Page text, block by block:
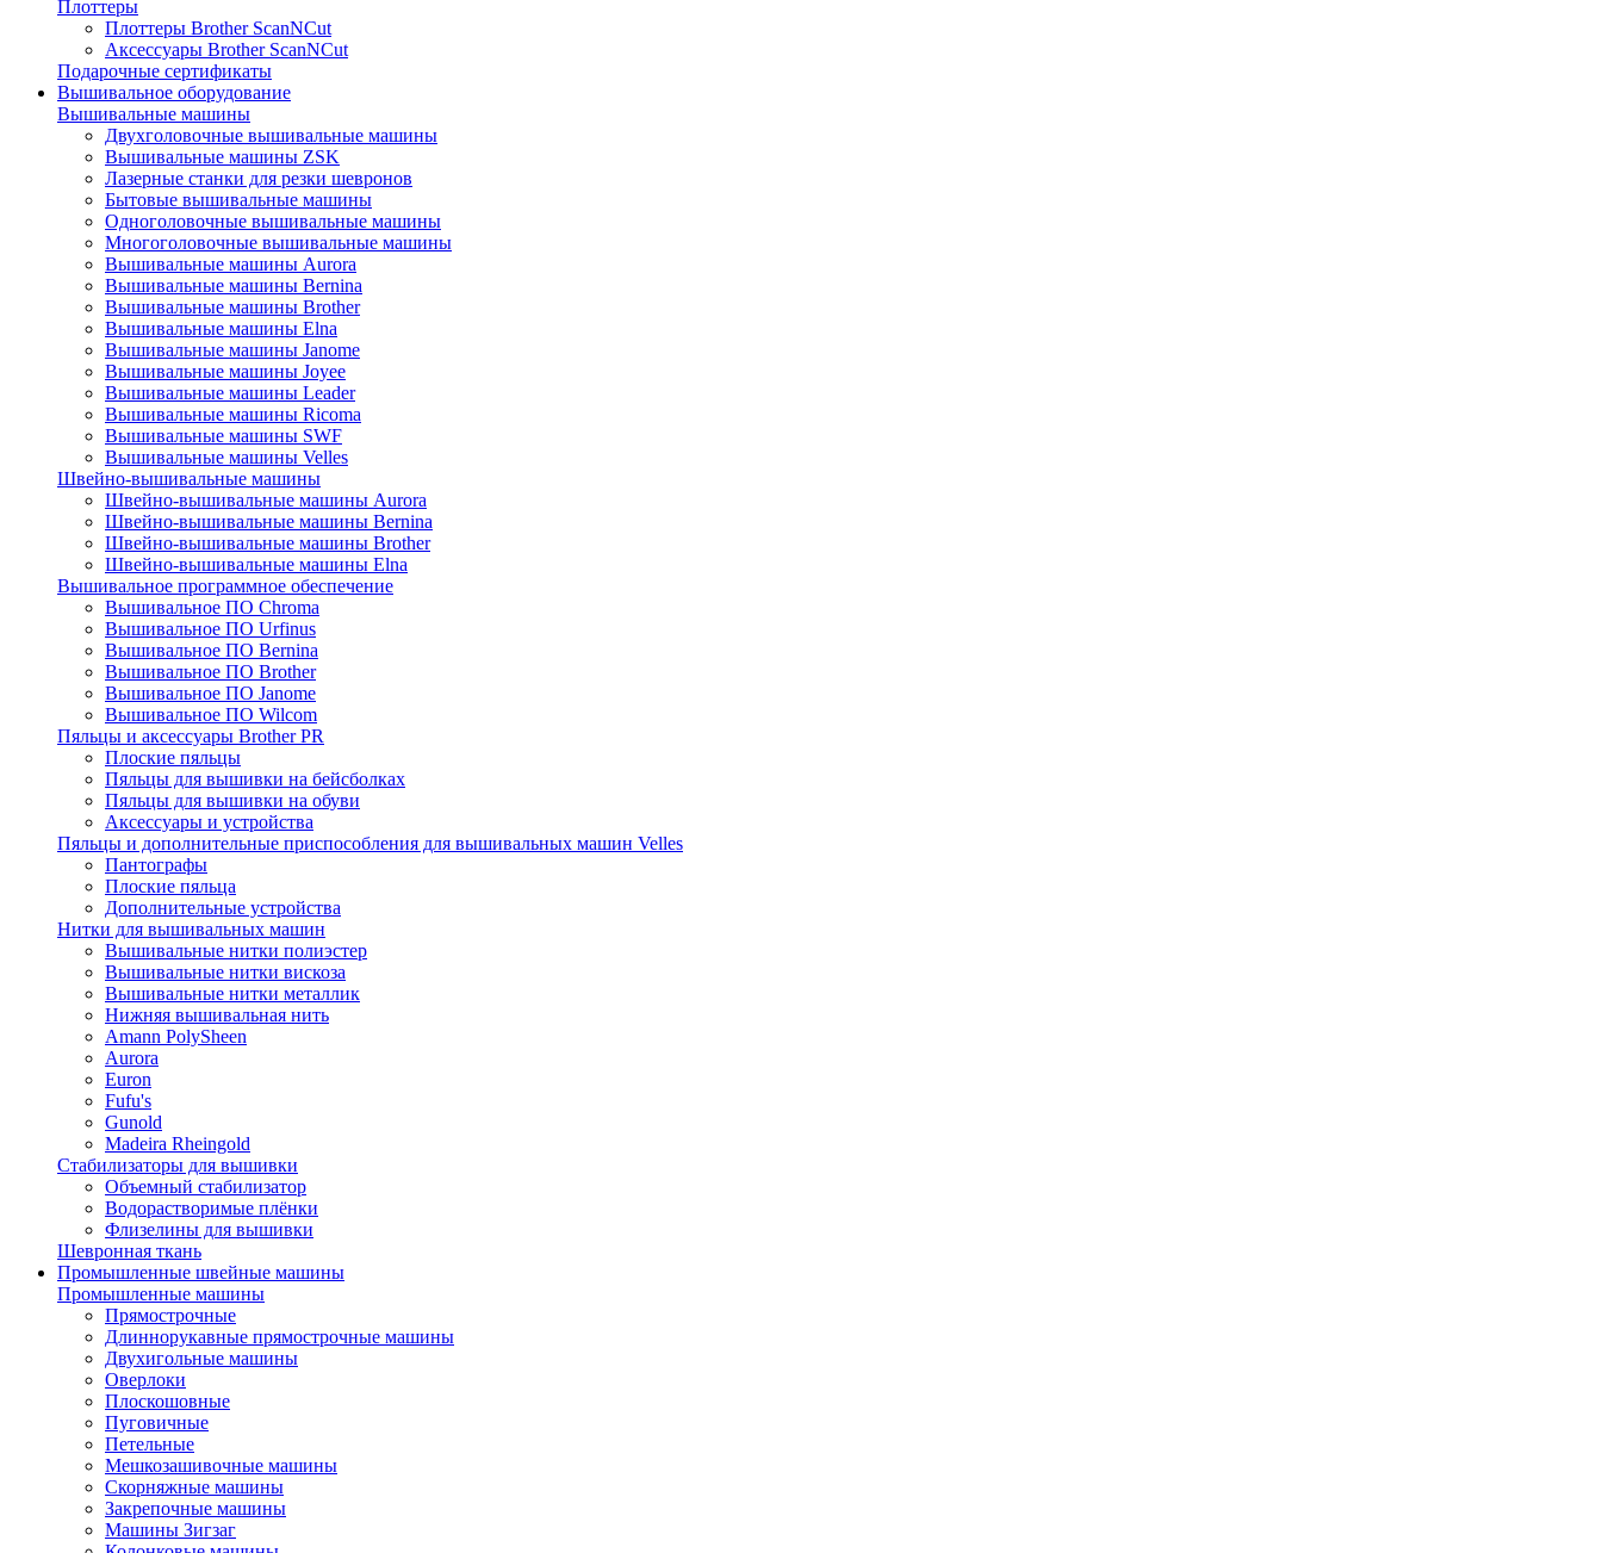
Плоттеры
Плоттеры Brother ScanNCut
Аксессуары Brother ScanNCut
Подарочные сертификаты
Вышивальное оборудование
Вышивальные машины
Двухголовочные вышивальные машины
Вышивальные машины ZSK
Лазерные станки для резки шевронов
Бытовые вышивальные машины
Одноголовочные вышивальные машины
Многоголовочные вышивальные машины
Вышивальные машины Aurora
Вышивальные машины Bernina
Вышивальные машины Brother
Вышивальные машины Elna
Вышивальные машины Janome
Вышивальные машины Joyee
Вышивальные машины Leader
Вышивальные машины Ricoma
Вышивальные машины SWF
Вышивальные машины Velles
Швейно-вышивальные машины
Швейно-вышивальные машины Aurora
Швейно-вышивальные машины Bernina
Швейно-вышивальные машины Brother
Швейно-вышивальные машины Elna
Вышивальное программное обеспечение
Вышивальное ПО Chroma
Вышивальное ПО Urfinus
Вышивальное ПО Bernina
Вышивальное ПО Brother
Вышивальное ПО Janome
Вышивальное ПО Wilcom
Пяльцы и аксессуары Brother PR
Плоские пяльцы
Пяльцы для вышивки на бейсболках
Пяльцы для вышивки на обуви
Аксессуары и устройства
Пяльцы и дополнительные приспособления для вышивальных машин Velles
Пантографы
Плоские пяльца
Дополнительные устройства
Нитки для вышивальных машин
Вышивальные нитки полиэстер
Вышивальные нитки вискоза
Вышивальные нитки металлик
Нижняя вышивальная нить
Amann PolySheen
Aurora
Euron
Fufu's
Gunold
Madeira Rheingold
Стабилизаторы для вышивки
Объемный стабилизатор
Водорастворимые плёнки
Флизелины для вышивки
Шевронная ткань
Промышленные швейные машины
Промышленные машины
Прямострочные
Длиннорукавные прямострочные машины
Двухигольные машины
Оверлоки
Плоскошовные
Пуговичные
Петельные
Мешкозашивочные машины
Скорняжные машины
Закрепочные машины
Машины Зигзаг